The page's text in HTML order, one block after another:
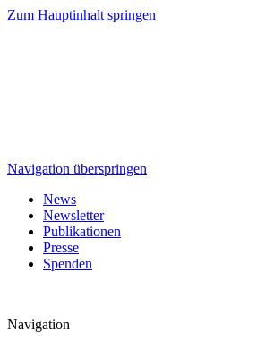
Zum Hauptinhalt springen
Navigation überspringen
News
Newsletter
Publikationen
Presse
Spenden
Navigation